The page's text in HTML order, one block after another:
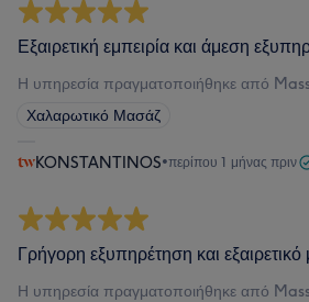
Εξαιρετική εμπειρία και άμεση
Η υπηρεσία πραγματοποιήθηκε από
Χαλαρωτικό Μασάζ
KONSTANTINOS•περίπου 1 μήνας πριν
Γρήγορη εξυπηρέτηση και
Η υπηρεσία πραγματοποιήθηκε από